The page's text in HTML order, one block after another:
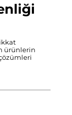
ürünlerin